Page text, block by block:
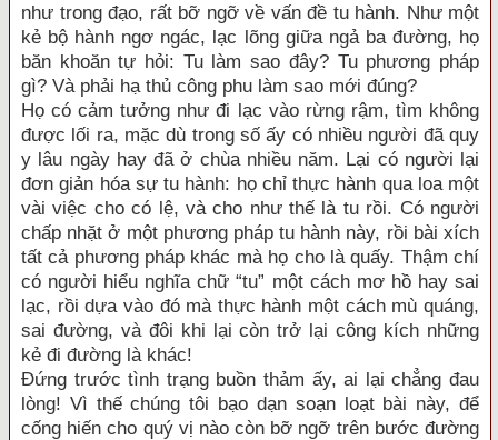
như trong đạo, rất bỡ ngỡ về vấn đề tu hành. Như một
kẻ bộ hành ngơ ngác, lạc lõng giữa ngả ba đường, họ
băn khoăn tự hỏi: Tu làm sao đây? Tu phương pháp
gì? Và phải hạ thủ công phu làm sao mới đúng?
Họ có cảm tưởng như đi lạc vào rừng rậm, tìm không
được lối ra, mặc dù trong số ấy có nhiều người đã quy
y lâu ngày hay đã ở chùa nhiều năm. Lại có người lại
đơn giản hóa sự tu hành: họ chỉ thực hành qua loa một
vài việc cho có lệ, và cho như thế là tu rồi. Có người
chấp nhặt ở một phương pháp tu hành này, rồi bài xích
tất cả phương pháp khác mà họ cho là quấy. Thậm chí
có người hiểu nghĩa chữ “tu” một cách mơ hồ hay sai
lạc, rồi dựa vào đó mà thực hành một cách mù quáng,
sai đường, và đôi khi lại còn trở lại công kích những
kẻ đi đường là khác!
Đứng trước tình trạng buồn thảm ấy, ai lại chẳng đau
lòng! Vì thế chúng tôi bạo dạn soạn loạt bài này, để
cống hiến cho quý vị nào còn bỡ ngỡ trên bước đường